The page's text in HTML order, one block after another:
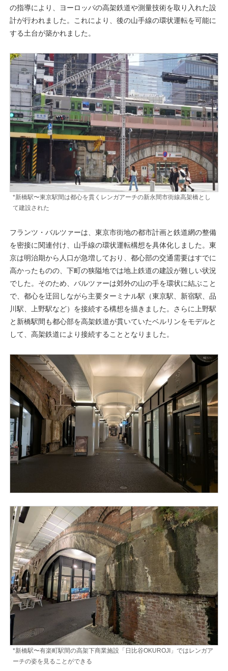
の指導により、ヨーロッパの高架鉄道や測量技術を取り入れた設
計が行われました。これにより、後の山手線の環状運転を可能に
する土台が築かれました。
*新橋駅〜東京駅間は都心を貫くレンガアーチの新永間市街線高架橋とし
て建設された
フランツ・バルツァーは、東京市街地の都市計画と鉄道網の整備
を密接に関連付け、山手線の環状運転構想を具体化しました。東
京は明治期から人口が急増しており、都心部の交通需要はすでに
高かったものの、下町の狭隘地では地上鉄道の建設が難しい状況
でした。そのため、バルツァーは郊外の山の手を環状に結ぶこと
で、都心を迂回しながら主要ターミナル駅（東京駅、新宿駅、品
川駅、上野駅など）を接続する構想を描きました。さらに上野駅
と新橋駅間も都心部を高架鉄道が貫いていたベルリンをモデルと
して、高架鉄道により接続することとなりました。
*新橋駅〜有楽町駅間の高架下商業施設「日比谷OKUROJI」ではレンガア
ーチの姿を見ることができる